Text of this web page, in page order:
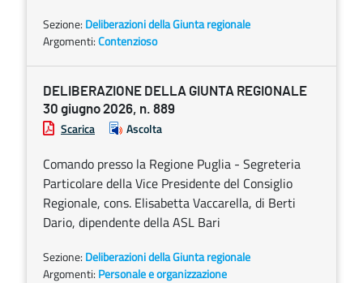
Sezione: Deliberazioni della Giunta regionale
Argomenti:Contenzioso
DELIBERAZIONE DELLA GIUNTA REGIONALE
30 giugno 2026, n. 889
Scarica Ascolta
Comando presso la Regione Puglia - Segreteria
Particolare della Vice Presidente del Consiglio
Regionale, cons. Elisabetta Vaccarella, di Berti
Dario, dipendente della ASL Bari
Sezione: Deliberazioni della Giunta regionale
Argomenti: Personale e organizzazione